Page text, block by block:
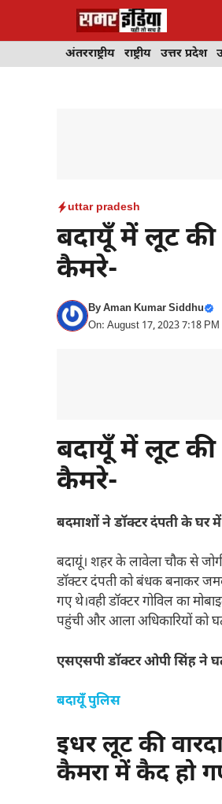
अंतरराष्ट्रीय राष्ट्रीय उत्तर प्रदेश
uttar pradesh
बदायूँ में लूट की
कैमरे-
ByAman Kumar Siddhu
On: August 17, 2023 7:18 PM
बदायूँ में लूट की
कैमरे-
बदमाशों ने डॉक्टर दंपती के घर
बदायूं। शहर के लावेला चौक से
डॉक्टर दंपती को बंधक बनाकर
गए थे।वही डॉक्टर गोविल का
पहुंची और आला अधिकारियों को
एसएसपी डॉक्टर ओपी सिंह ने
बदायूँ पुलिस
इधर लूट की
कैमरा में कैद हो